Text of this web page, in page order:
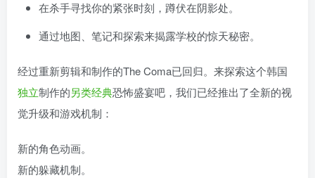
在杀手寻找你的紧张时刻，蹲伏在阴影处。
通过地图、笔记和探索来揭露学校的惊天秘密。
经过重新剪辑和制作的The Coma已回归。来探索这个韩国
独立制作的另类经典恐怖盛宴吧，我们已经推出了全新的视
觉升级和游戏机制：
新的角色动画。
新的躲藏机制。